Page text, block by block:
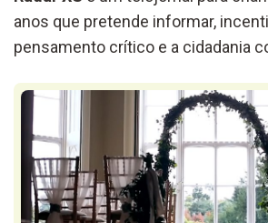
anos que pretende informar,
pensamento crítico e a cidadania